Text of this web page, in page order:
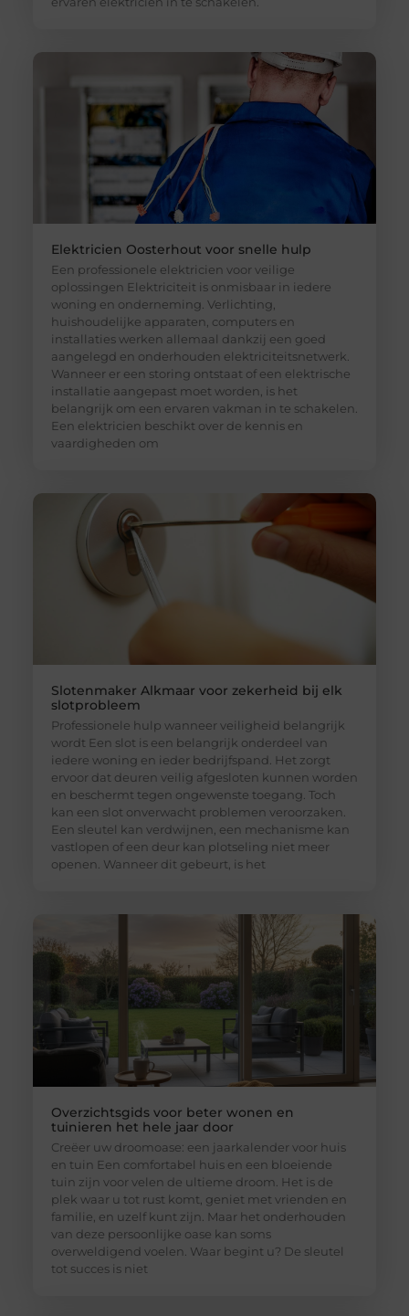
Elektricien Oosterhout voor snelle hulp
Een professionele elektricien voor veilige
oplossingen Elektriciteit is onmisbaar in iedere
woning en onderneming. Verlichting,
huishoudelijke apparaten, computers en
installaties werken allemaal dankzij een goed
aangelegd en onderhouden elektriciteitsnetwerk.
Wanneer er een storing ontstaat of een elektrische
installatie aangepast moet worden, is het
belangrijk om een ervaren vakman in te schakelen.
Een elektricien beschikt over de kennis en
vaardigheden om
Slotenmaker Alkmaar voor zekerheid bij elk
slotprobleem
Professionele hulp wanneer veiligheid belangrijk
wordt Een slot is een belangrijk onderdeel van
iedere woning en ieder bedrijfspand. Het zorgt
ervoor dat deuren veilig afgesloten kunnen worden
en beschermt tegen ongewenste toegang. Toch
kan een slot onverwacht problemen veroorzaken.
Een sleutel kan verdwijnen, een mechanisme kan
vastlopen of een deur kan plotseling niet meer
openen. Wanneer dit gebeurt, is het
Overzichtsgids voor beter wonen en
tuinieren het hele jaar door
Creëer uw droomoase: een jaarkalender voor huis
en tuin Een comfortabel huis en een bloeiende
tuin zijn voor velen de ultieme droom. Het is de
plek waar u tot rust komt, geniet met vrienden en
familie, en uzelf kunt zijn. Maar het onderhouden
van deze persoonlijke oase kan soms
overweldigend voelen. Waar begint u? De sleutel
tot succes is niet